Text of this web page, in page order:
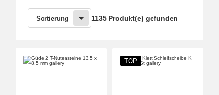
Sortierung 1135 Produkt(e) gefunden
TOP